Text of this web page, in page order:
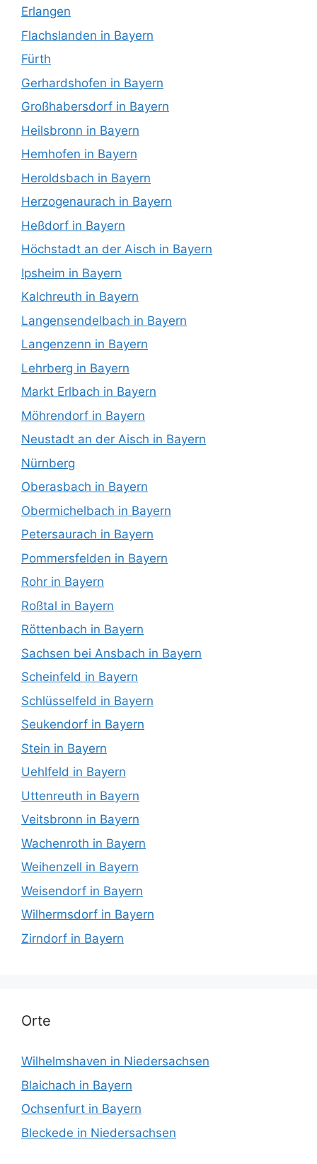
Erlangen
Flachslanden in Bayern
Fürth
Gerhardshofen in Bayern
Großhabersdorf in Bayern
Heilsbronn in Bayern
Hemhofen in Bayern
Heroldsbach in Bayern
Herzogenaurach in Bayern
Heßdorf in Bayern
Höchstadt an der Aisch in Bayern
Ipsheim in Bayern
Kalchreuth in Bayern
Langensendelbach in Bayern
Langenzenn in Bayern
Lehrberg in Bayern
Markt Erlbach in Bayern
Möhrendorf in Bayern
Neustadt an der Aisch in Bayern
Nürnberg
Oberasbach in Bayern
Obermichelbach in Bayern
Petersaurach in Bayern
Pommersfelden in Bayern
Rohr in Bayern
Roßtal in Bayern
Röttenbach in Bayern
Sachsen bei Ansbach in Bayern
Scheinfeld in Bayern
Schlüsselfeld in Bayern
Seukendorf in Bayern
Stein in Bayern
Uehlfeld in Bayern
Uttenreuth in Bayern
Veitsbronn in Bayern
Wachenroth in Bayern
Weihenzell in Bayern
Weisendorf in Bayern
Wilhermsdorf in Bayern
Zirndorf in Bayern
Orte
Wilhelmshaven in Niedersachsen
Blaichach in Bayern
Ochsenfurt in Bayern
Bleckede in Niedersachsen